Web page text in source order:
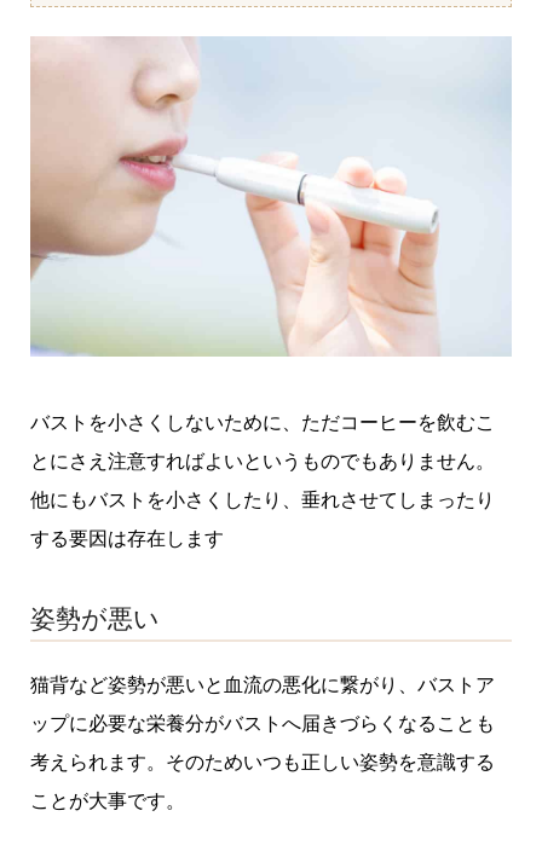
バストを小さくしないために、ただコーヒーを飲むこ
とにさえ注意すればよいというものでもありません。
他にもバストを小さくしたり、垂れさせてしまったり
する要因は存在します
姿勢が悪い
猫背など姿勢が悪いと血流の悪化に繋がり、バストア
ップに必要な栄養分がバストへ届きづらくなることも
考えられます。そのためいつも正しい姿勢を意識する
ことが大事です。